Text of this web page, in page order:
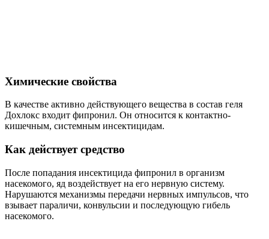
Химические свойства
В качестве активно действующего вещества в состав геля
Дохлокс входит фипронил. Он относится к контактно-
кишечным, системным инсектицидам.
Как действует средство
После попадания инсектицида фипронил в организм
насекомого, яд воздействует на его нервную систему.
Нарушаются механизмы передачи нервных импульсов, что
взывает параличи, конвульсии и последующую гибель
насекомого.